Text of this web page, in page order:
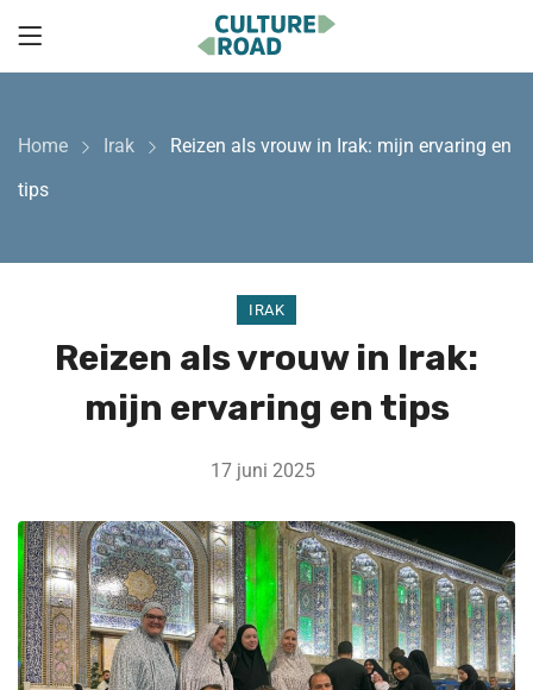
Home Irak
Reizen als vrouw in Irak: mijn ervaring en
tips
IRAK
Reizen als vrouw in Irak:
mijn ervaring en tips
17 juni 2025